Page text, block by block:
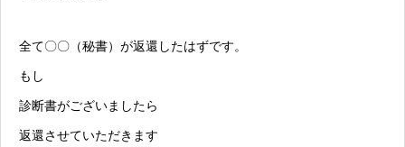
全て〇〇（秘書）が返還したはずです。
もし
診断書がございましたら
返還させていただきます